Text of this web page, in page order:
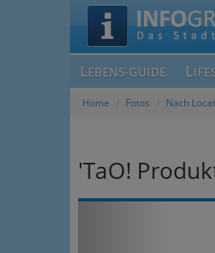
LEBENS-GUIDE L
Home Fotos Nach
'TaO!